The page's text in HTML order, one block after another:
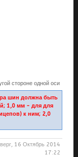
стороне одной оси
шин должна быть
1,0 мм - для для
к ним; 2,0
16 Октябрь 2014
17:22